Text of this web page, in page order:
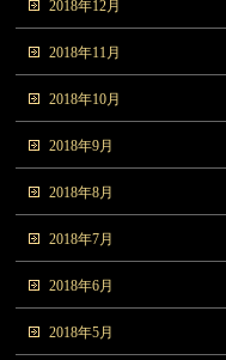
2018年12月
2018年11月
2018年10月
2018年9月
2018年8月
2018年7月
2018年6月
2018年5月